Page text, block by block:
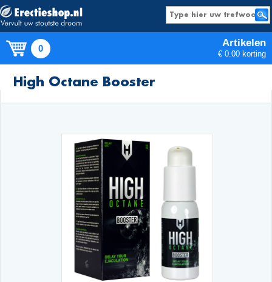
0 Artikelen
€ 0.00 korting
Producten
High Octane Booster